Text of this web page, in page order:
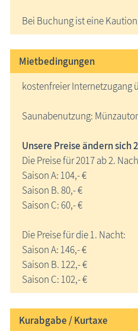
Bei Buchung ist eine
Mietbedingungen
kostenfreier Internetzugang
Saunabenutzung:
Unsere Preise ändern sich
Die Preise für 2017 ab 2.
Saison A: 104,- €
Saison B. 80,- €
Saison C: 60,- €
Die Preise für die 1. Nacht:
Saison A: 146,- €
Saison B. 122,- €
Saison C: 102,- €
Kurabgabe / Kurtaxe